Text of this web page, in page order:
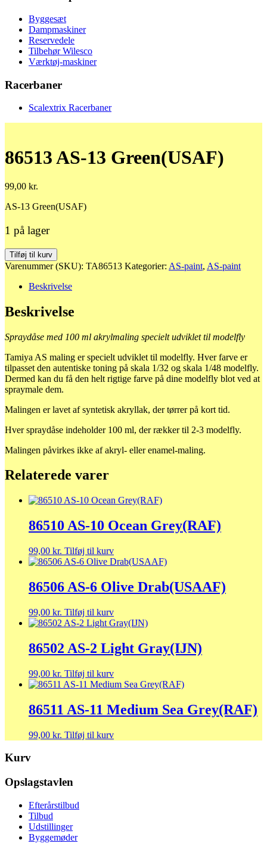
Byggesæt
Dampmaskiner
Reservedele
Tilbehør Wilesco
Værktøj-maskiner
Racerbaner
Scalextrix Racerbaner
86513 AS-13 Green(USAF)
99,00 kr.
AS-13 Green(USAF)
1 på lager
86513
AS-
Green(USAF)
Tilføj til kurv
Varenummer (SKU): TA86513 Kategorier: AS-paint, AS-paint
Beskrivelse
Beskrivelse
Spraydåse med 100 ml akrylmaling specielt udviklet til modelfly
Tamiya AS maling er specielt udviklet til modelfly. Hver farve er
tilpasset den autentiske toning på skala 1/32 og skala 1/48 modelfly.
Dermed kan du få den helt rigtige farve på dine modelfly blot ved at
spraymale dem.
Malingen er lavet af syntetisk akryllak, der tørrer på kort tid.
Hver spraydåse indeholder 100 ml, der rækker til 2-3 modelfly.
Malingen påvirkes ikke af akryl- eller enamel-maling.
Relaterede varer
86510 AS-10 Ocean Grey(RAF)
99,00 kr. Tilføj til kurv
86506 AS-6 Olive Drab(USAAF)
99,00 kr. Tilføj til kurv
86502 AS-2 Light Gray(IJN)
99,00 kr. Tilføj til kurv
86511 AS-11 Medium Sea Grey(RAF)
99,00 kr. Tilføj til kurv
Kurv
Opslagstavlen
Efterårstilbud
Tilbud
Udstillinger
Byggemøder